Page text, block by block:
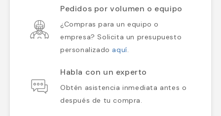
Pedidos por volumen o equipo
¿Compras para un equipo o
empresa? Solicita un presupuesto
personalizado aquí.
Habla con un experto
Obtén asistencia inmediata antes o
después de tu compra.